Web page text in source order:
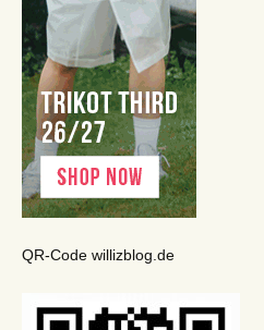
QR-Code willizblog.de